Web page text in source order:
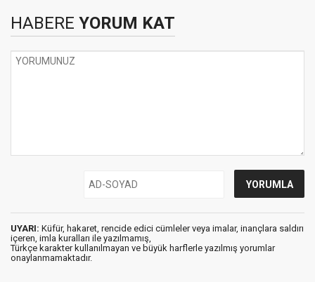
HABERE YORUM KAT
UYARI: Küfür, hakaret, rencide edici cümleler veya imalar, inançlara saldırı
içeren, imla kuralları ile yazılmamış,
Türkçe karakter kullanılmayan ve büyük harflerle yazılmış yorumlar
onaylanmamaktadır.